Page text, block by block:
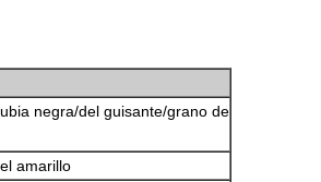
negra/del guisante/grano de
amarillo